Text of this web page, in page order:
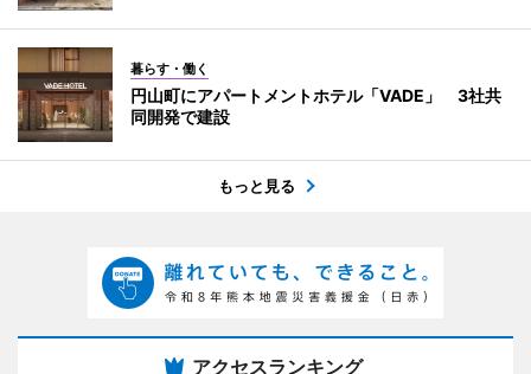
暮らす・働く
円山町にアパートメントホテル「VADE」 3社共
同開発で建設
もっと見る
アクセスランキング